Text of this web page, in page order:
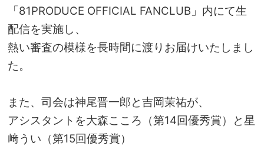
「81PRODUCE OFFICIAL FANCLUB」内にて生
配信を実施し、
熱い審査の模様を長時間に渡りお届けいたしまし
た。
また、司会は神尾晋一郎と吉岡茉祐が、
アシスタントを大森こころ（第14回優秀賞）と星
﨑うい（第15回優秀賞）